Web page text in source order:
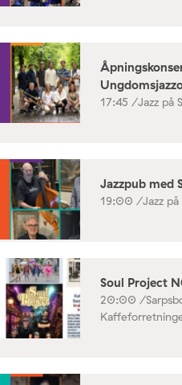
17:45 /Jazz på
Jazzpub med
19:00 /Jazz
Soul Project
20:00 /